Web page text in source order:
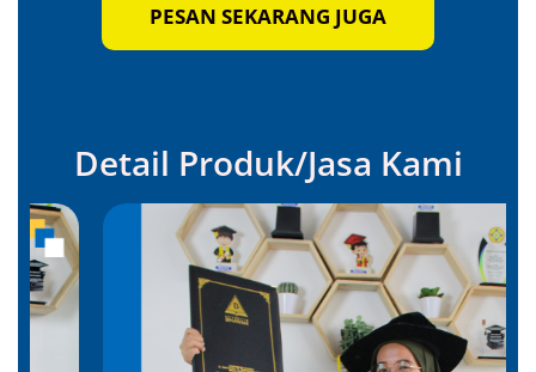
PESAN SEKARANG JUGA
Detail Produk/Jasa Kami